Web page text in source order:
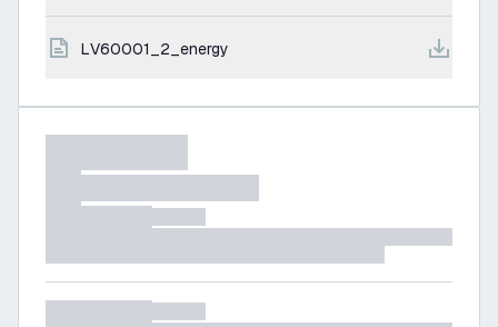
LV60001_2_energy